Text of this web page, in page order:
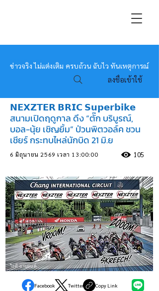
หมอข่าว
ข่าวจริง ไม่แต่งเติม ครบถ้วน ฉับไว ทันเหตุการณ์
ลงชื่อเข้าใช้
𝗡𝗘𝗫𝗭𝗧𝗘𝗥 𝗕𝗥𝗜𝗖 𝗦𝘂𝗽𝗲𝗿𝗯𝗶𝗸𝗲
สนามเปิดฤดูกาล ดึง “ตั๊ก บริบูรณ์,
บอล-นุ้ย เชิญยิ้ม” ป่วนพิตวอล์ค ชวน
เชียร์ กระทบไหล่นักบิด 21 มิ.ย
6 มิถุนายน 2569 เวลา 13:00:00 105
ไอที-ยานยนต์
Facebook Twitter Copy Link